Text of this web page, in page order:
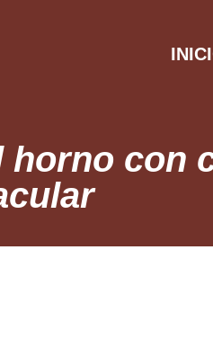
horno con